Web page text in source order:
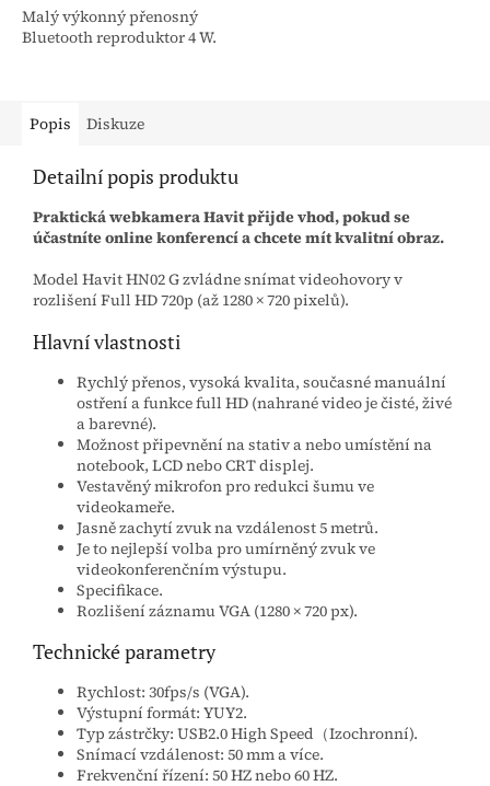
Malý výkonný přenosný
Bluetooth reproduktor 4 W.
Popis Diskuze
Detailní popis produktu
Praktická webkamera Havit přijde vhod, pokud se
účastníte online konferencí a chcete mít kvalitní obraz.
Model Havit HN02 G zvládne snímat videohovory v
rozlišení Full HD 720p (až 1280 × 720 pixelů).
Hlavní vlastnosti
Rychlý přenos, vysoká kvalita, současné manuální
ostření a funkce full HD (nahrané video je čisté, živé
a barevné).
Možnost připevnění na stativ a nebo umístění na
notebook, LCD nebo CRT displej.
Vestavěný mikrofon pro redukci šumu ve
videokameře.
Jasně zachytí zvuk na vzdálenost 5 metrů.
Je to nejlepší volba pro umírněný zvuk ve
videokonferenčním výstupu.
Specifikace.
Rozlišení záznamu VGA (1280 × 720 px).
Technické parametry
Rychlost: 30fps/s (VGA).
Výstupní formát: YUY2.
Typ zástrčky: USB2.0 High Speed（Izochronní).
Snímací vzdálenost: 50 mm a více.
Frekvenční řízení: 50 HZ nebo 60 HZ.